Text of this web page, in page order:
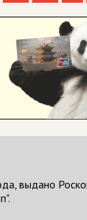
выдано